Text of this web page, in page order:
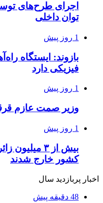
اجرای طرح‌های
توان داخلی
1 روز پیش
فیزیکی دارد
1 روز پیش
وزیر صمت عازم
1 روز پیش
بیش از ۳
کشور خارج شدند
اخبار پربازدید سال
48 دقیقه پیش